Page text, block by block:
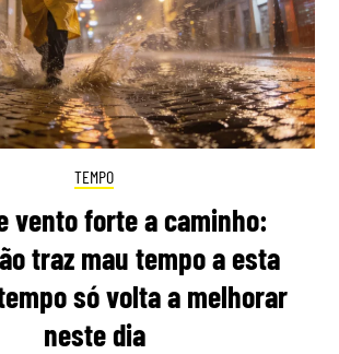
TEMPO
vento forte a caminho:
traz mau tempo a esta
só volta a melhorar
neste dia